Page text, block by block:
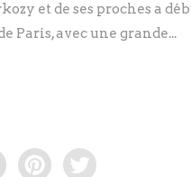
et de ses proches a
avec une grande...